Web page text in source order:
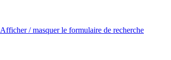
Afficher / masquer le formulaire de recherche